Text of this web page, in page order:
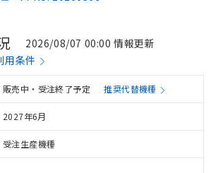
2026/08/07 00:00 情報更新
用条件
販売中・受注終了予定 推奨代替機種
2027年6月
受注生産機種